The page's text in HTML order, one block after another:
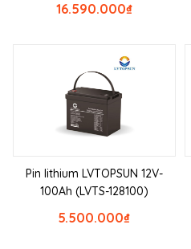
₫
16.590.000
Pin lithium LVTOPSUN 12V-
100Ah (LVTS-128100)
₫
5.500.000